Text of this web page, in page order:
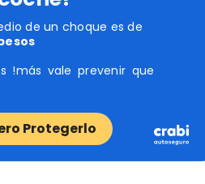
de un choque es de
!más vale prevenir que
Protegerlo